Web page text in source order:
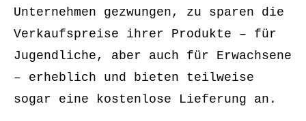
Unternehmen gezwungen, zu sparen die
Verkaufspreise ihrer Produkte – für
Jugendliche, aber auch für Erwachsene
– erheblich und bieten teilweise
sogar eine kostenlose Lieferung an.